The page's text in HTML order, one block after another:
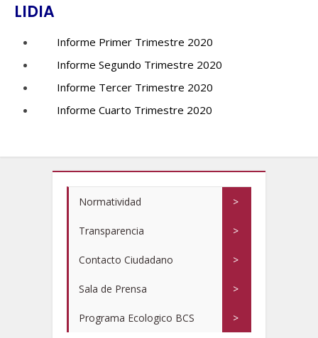
LIDIA
Informe Primer Trimestre 2020
Informe Segundo Trimestre 2020
Informe Tercer Trimestre 2020
Informe Cuarto Trimestre 2020
Normatividad >
Transparencia >
Contacto Ciudadano >
Sala de Prensa >
Programa Ecologico BCS >